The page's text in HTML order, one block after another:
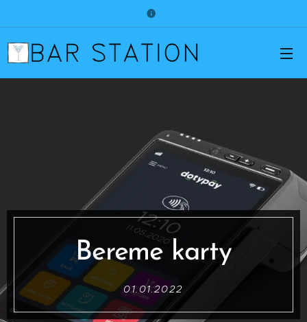
Bereme karty
01.01.2022